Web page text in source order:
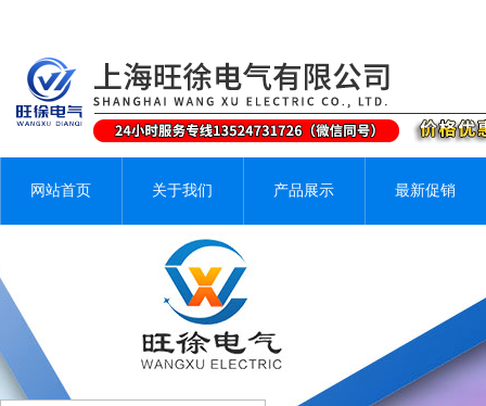
网站首页 关于我们 产品展示 最新促销